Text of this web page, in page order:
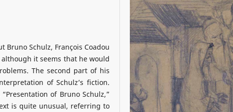
Schulz, François Coadou
it seems that he would
The second part of his
of Schulz’s fiction.
of Bruno Schulz,”
is quite unusual, referring to